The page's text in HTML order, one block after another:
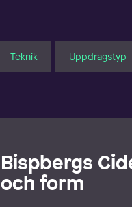
Teknik Uppdragstyp
Bispbergs
och form